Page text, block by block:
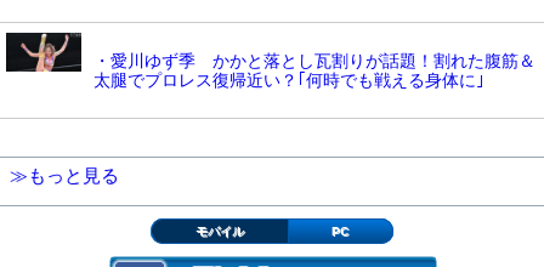
・愛川ゆず季 かかと落とし瓦割りが話題！割れた腹筋＆
太腿でプロレス復帰近い？｢何時でも戦える身体に｣
≫もっと見る
モバイル PC